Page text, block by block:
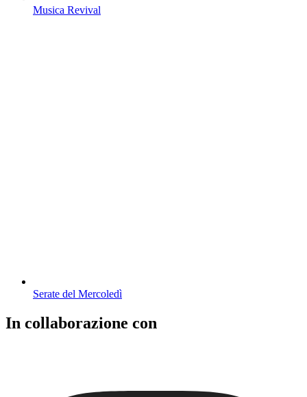
Musica Revival
Serate del Mercoledì
In collaborazione con